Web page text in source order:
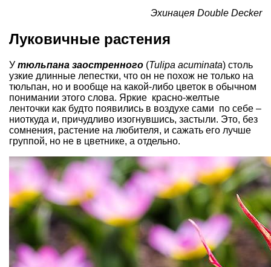
Эхинацея Double Decker
Луковичные растения
У тюльпана заостренного (Tulipa acuminata) столь
узкие длинные лепестки, что он не похож не только на
тюльпан, но и вообще на какой-либо цветок в обычном
понимании этого слова. Яркие красно-желтые
ленточки как будто появились в воздухе сами по себе –
ниоткуда и, причудливо изогнувшись, застыли. Это, без
сомнения, растение на любителя, и сажать его лучше
группой, но не в цветнике, а отдельно.